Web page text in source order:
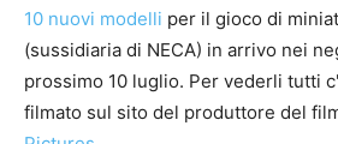
10 nuovi modelli per il gioco di
(sussidiaria di NECA) in arrivo nei
prossimo 10 luglio. Per vederli tutti
filmato sul sito del produttore del